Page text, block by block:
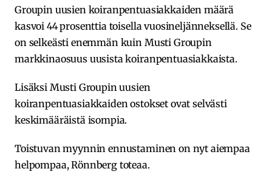
Groupin uusien koiranpentuasiakkaiden määrä
kasvoi 44 prosenttia toisella vuosineljänneksellä. Se
on selkeästi enemmän kuin Musti Groupin
markkinaosuus uusista koiranpentuasiakkaista.
Lisäksi Musti Groupin uusien
koiranpentuasiakkaiden ostokset ovat selvästi
keskimääräistä isompia.
Toistuvan myynnin ennustaminen on nyt aiempaa
helpompaa, Rönnberg toteaa.